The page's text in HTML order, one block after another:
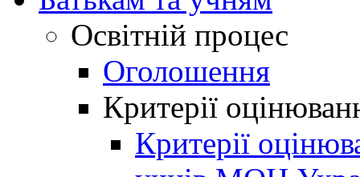
Освітній процес
Оголошення
Критерії
Критерії